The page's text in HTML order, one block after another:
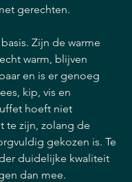
gerechten.
Zijn de warme
warm, blijven
en is er genoeg
kip, vis en
hoeft niet
te zijn, zolang de
gekozen is. Te
duidelijke kwaliteit
dan mee.